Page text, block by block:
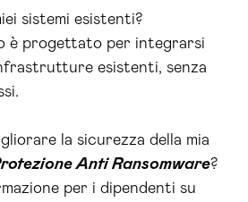
sistemi esistenti?
è progettato per integrarsi
esistenti, senza
la sicurezza della mia
Anti Ransomware?
per i dipendenti su